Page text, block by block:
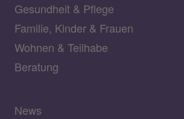
Gesundheit & Pflege
Familie, Kinder & Frauen
Wohnen & Teilhabe
Beratung
News